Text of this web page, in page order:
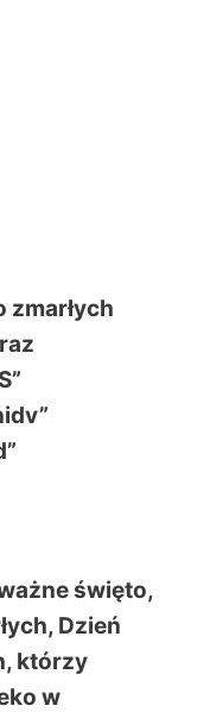
zmarłych
święto,
Dzień
którzy
w